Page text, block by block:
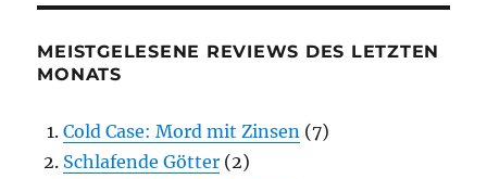
MEISTGELESENE REVIEWS DES LETZTEN
MONATS
Cold Case: Mord mit Zinsen (7)
Schlafende Götter (2)